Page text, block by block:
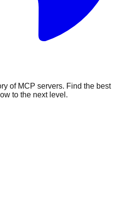
of MCP servers. Find the best
to the next level.